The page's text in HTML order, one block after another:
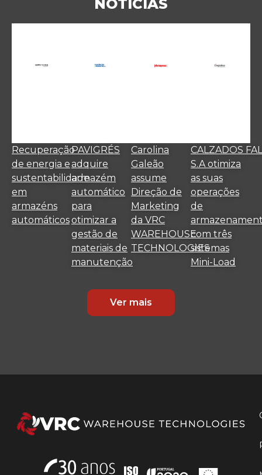
NOTÍCIAS
Recuperação
de energia e
sustentabilidade
em
armazéns
automáticos
PAVIGRÉS
adquire
armazém
automático
para
otimizar a
gestão de
materiais de
manutenção
Carolina
Galeão
assume
Direção de
Marketing
da VRC
WAREHOUSE
TECHNOLOGIES
CALZADOS FAL
S.A otimiza
as suas
operações
de
com três
sistemas
Mini-Load
Ver mais